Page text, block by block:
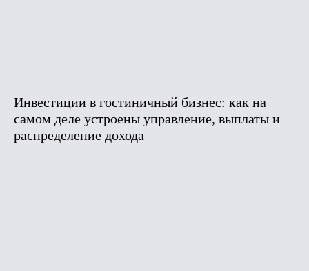
Инвестиции в гостиничный бизнес: как на
самом деле устроены управление, выплаты и
распределение дохода